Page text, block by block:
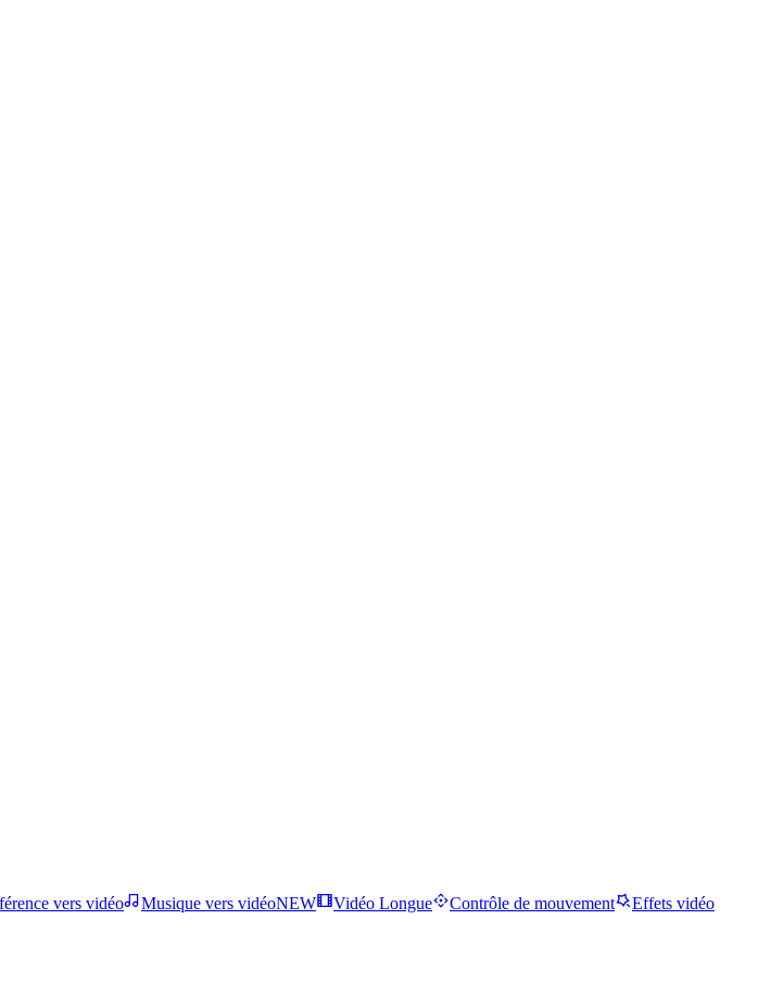
vers vidéo Musique vers vidéoNEW Vidéo Longue Contrôle de mouvement Effets vidéo